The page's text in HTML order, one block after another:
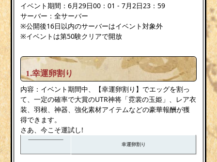
イベント期間：6月29日00：01 - 7月2日23：59
サーバー：全サーバー
※公開後16日以内のサーバーはイベント対象外
※イベントは第50験クリアで開放
1.幸運卵割り
内容：イベント期間中、【幸運卵割り】でエッグを割っ
て、一定の確率で大賞のUTR神将「霓裳の玉姫」、レア衣
装、羽根、神器、強化素材アイテムなどの豪華報酬が獲
得できます。
さあ、今こそ運試し!
幸運卵割り